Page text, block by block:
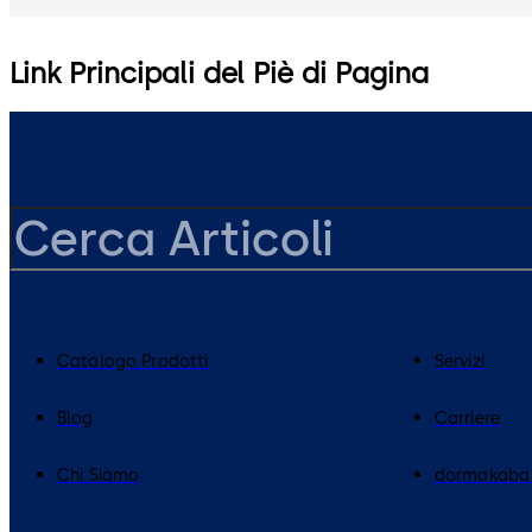
Link Principali del Piè di Pagina
Catalogo Prodotti Servizi
Blog Carriere
Chi Siamo